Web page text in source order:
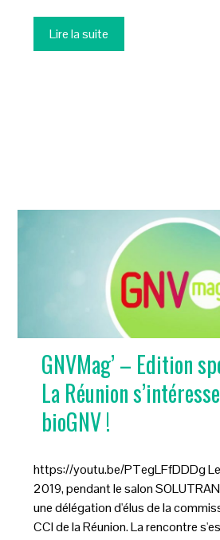
Lire la suite
GNVMag’ – Edition
La Réunion
bioGNV !
https://youtu.be/PTegLFfDDDg
2019, pendant le salon
une délégation d'élus de la
CCI de la Réunion. La rencontre